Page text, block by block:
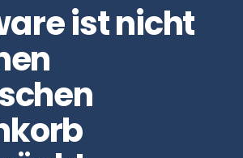
ist nicht